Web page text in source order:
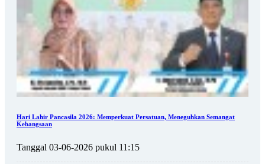
Hari Lahir Pancasila 2026: Memperkuat Persatuan, Meneguhkan Semangat
Kebangsaan
Tanggal 03-06-2026 pukul 11:15